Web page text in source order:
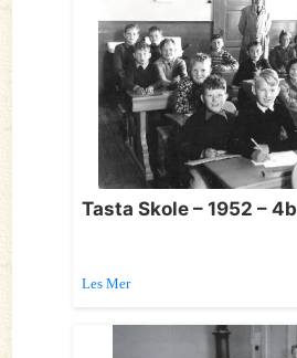
Tasta Skole – 1952 – 4b
Les Mer